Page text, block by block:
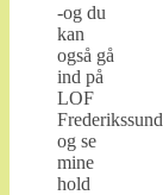
-og du
kan
også gå
ind på
LOF
Frederikssund
og se
mine
hold